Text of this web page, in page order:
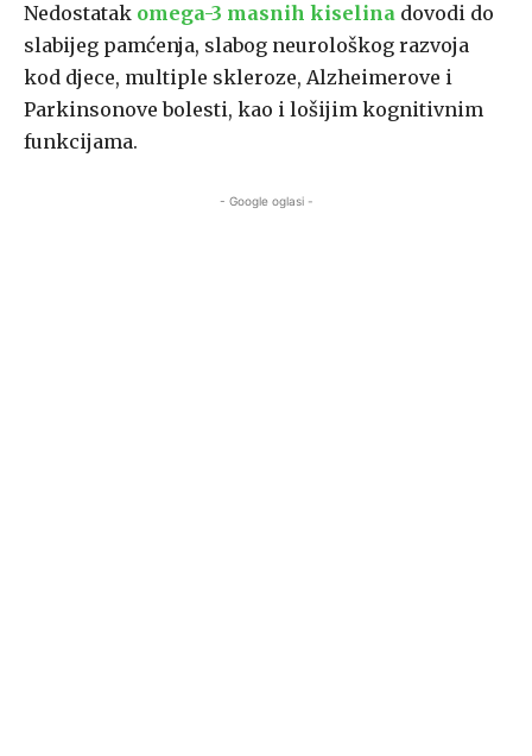
Nedostatak omega-3 masnih kiselina dovodi do
slabijeg pamćenja, slabog neurološkog razvoja
kod djece, multiple skleroze, Alzheimerove i
Parkinsonove bolesti, kao i lošijim kognitivnim
funkcijama.
- Google oglasi -